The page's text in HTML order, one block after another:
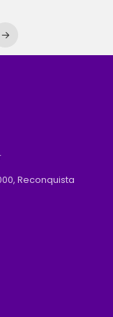
→
Reconquista